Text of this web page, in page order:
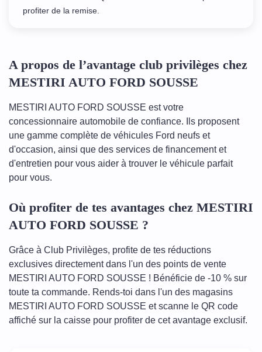
profiter de la remise.
A propos de l’avantage club privilèges chez
MESTIRI AUTO FORD SOUSSE
MESTIRI AUTO FORD SOUSSE est votre
concessionnaire automobile de confiance. Ils proposent
une gamme complète de véhicules Ford neufs et
d'occasion, ainsi que des services de financement et
d'entretien pour vous aider à trouver le véhicule parfait
pour vous.
Où profiter de tes avantages chez MESTIRI
AUTO FORD SOUSSE ?
Grâce à Club Privilèges, profite de tes réductions
exclusives directement dans l'un des points de vente
MESTIRI AUTO FORD SOUSSE ! Bénéficie de -10 % sur
toute ta commande. Rends-toi dans l'un des magasins
MESTIRI AUTO FORD SOUSSE et scanne le QR code
affiché sur la caisse pour profiter de cet avantage exclusif.